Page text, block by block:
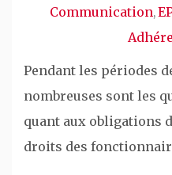
Communication,
Pendant les périodes
nombreuses sont les
quant aux obligations
droits des